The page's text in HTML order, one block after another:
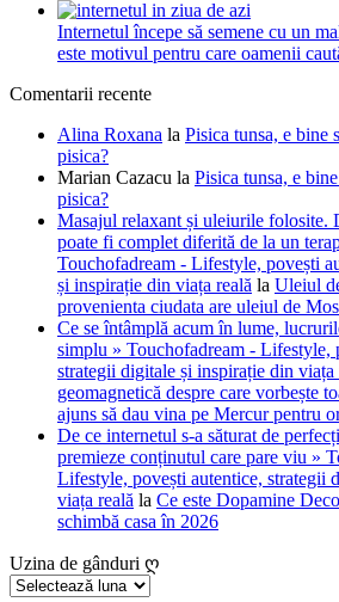
Internetul începe să semene cu un
este motivul pentru care oamenii
Comentarii recente
Alina Roxana la Pisica tunsa, e bine
pisica?
Marian Cazacu la Pisica tunsa, e
pisica?
Masajul relaxant și uleiurile folosite.
poate fi complet diferită de la un
Touchofadream - Lifestyle, povești
și inspirație din viața reală la Uleiul
provenienta ciudata are uleiul de
Ce se întâmplă acum în lume,
simplu » Touchofadream - Lifestyle,
strategii digitale și inspirație din viața
geomagnetică despre care vorbește
ajuns să dau vina pe Mercur pentru
De ce internetul s-a săturat de
premieze conținutul care pare viu »
Lifestyle, povești autentice, strategii
viața reală la Ce este Dopamine
schimbă casa în 2026
Uzina de gânduri ღ
Uzina